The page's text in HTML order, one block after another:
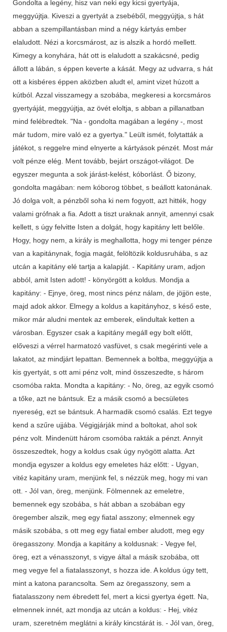
Gondolta a legény, hisz van neki egy kicsi gyertyája,
meggyújtja. Kiveszi a gyertyát a zsebéből, meggyújtja, s hát
abban a szempillantásban mind a négy kártyás ember
elaludott. Nézi a korcsmárost, az is alszik a hordó mellett.
Kimegy a konyhára, hát ott is elaludott a szakácsné, pedig
állott a lábán, s éppen keverte a kását. Megy az udvarra, s hát
ott a kisbéres éppen aközben aludt el, amint vizet húzott a
kútból. Azzal visszamegy a szobába, megkeresi a korcsmáros
gyertyáját, meggyújtja, az övét eloltja, s abban a pillanatban
mind felébredtek. "Na - gondolta magában a legény -, most
már tudom, mire való ez a gyertya." Leült ismét, folytatták a
játékot, s reggelre mind elnyerte a kártyások pénzét. Most már
volt pénze elég. Ment tovább, bejárt országot-világot. De
egyszer megunta a sok járást-kelést, kóborlást. Ő bizony,
gondolta magában: nem kóborog többet, s beállott katonának.
Jó dolga volt, a pénzből soha ki nem fogyott, azt hitték, hogy
valami grófnak a fia. Adott a tiszt uraknak annyit, amennyi csak
kellett, s úgy felvitte Isten a dolgát, hogy kapitány lett belőle.
Hogy, hogy nem, a király is meghallotta, hogy mi tenger pénze
van a kapitánynak, fogja magát, felöltözik koldusruhába, s az
utcán a kapitány elé tartja a kalapját. - Kapitány uram, adjon
abból, amit Isten adott! - könyörgött a koldus. Mondja a
kapitány: - Ejnye, öreg, most nincs pénz nálam, de jöjjön este,
majd adok akkor. Elmegy a koldus a kapitányhoz, s késő este,
mikor már aludni mentek az emberek, elindultak ketten a
városban. Egyszer csak a kapitány megáll egy bolt előtt,
előveszi a vérrel harmatozó vasfüvet, s csak megérinti vele a
lakatot, az mindjárt lepattan. Bemennek a boltba, meggyújtja a
kis gyertyát, s ott ami pénz volt, mind összeszedte, s három
csomóba rakta. Mondta a kapitány: - No, öreg, az egyik csomó
a tőke, azt ne bántsuk. Ez a másik csomó a becsületes
nyereség, ezt se bántsuk. A harmadik csomó csalás. Ezt tegye
kend a szűre ujjába. Végigjárják mind a boltokat, ahol sok
pénz volt. Mindenütt három csomóba rakták a pénzt. Annyit
összeszedtek, hogy a koldus csak úgy nyögött alatta. Azt
mondja egyszer a koldus egy emeletes ház előtt: - Ugyan,
vitéz kapitány uram, menjünk fel, s nézzük meg, hogy mi van
ott. - Jól van, öreg, menjünk. Fölmennek az emeletre,
bemennek egy szobába, s hát abban a szobában egy
öregember alszik, meg egy fiatal asszony; elmennek egy
másik szobába, s ott meg egy fiatal ember aludott, meg egy
öregasszony. Mondja a kapitány a koldusnak: - Vegye fel,
öreg, ezt a vénasszonyt, s vigye által a másik szobába, ott
meg vegye fel a fiatalasszonyt, s hozza ide. A koldus úgy tett,
mint a katona parancsolta. Sem az öregasszony, sem a
fiatalasszony nem ébredett fel, mert a kicsi gyertya égett. Na,
elmennek innét, azt mondja az utcán a koldus: - Hej, vitéz
uram, szeretném meglátni a király kincstárát is. - Jól van, öreg,